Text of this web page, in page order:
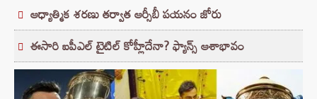
ఆధ్యాత్మిక శరణు తర్వాత ఆర్సీబీ పయనం జోరు
ఈసారి ఐపీఎల్ టైటిల్ కోహ్లీదేనా? ఫ్యాన్స్‌ ఆశాభావం